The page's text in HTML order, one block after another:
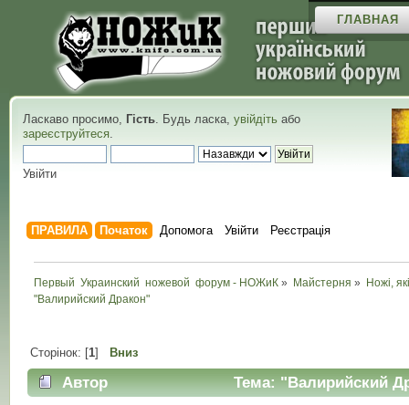
ГЛАВНАЯ
Ласкаво просимо, Гість. Будь ласка, увійдіть або
зареєструйтеся.
Увійти
ПРАВИЛА Початок Допомога Увійти Реєстрація
Первый  Украинский  ножевой  форум - НОЖиК » Майстерня » Ножі,
"Валирийский Дракон"
Сторінок: [1] Вниз
Автор Тема: "Валирийский